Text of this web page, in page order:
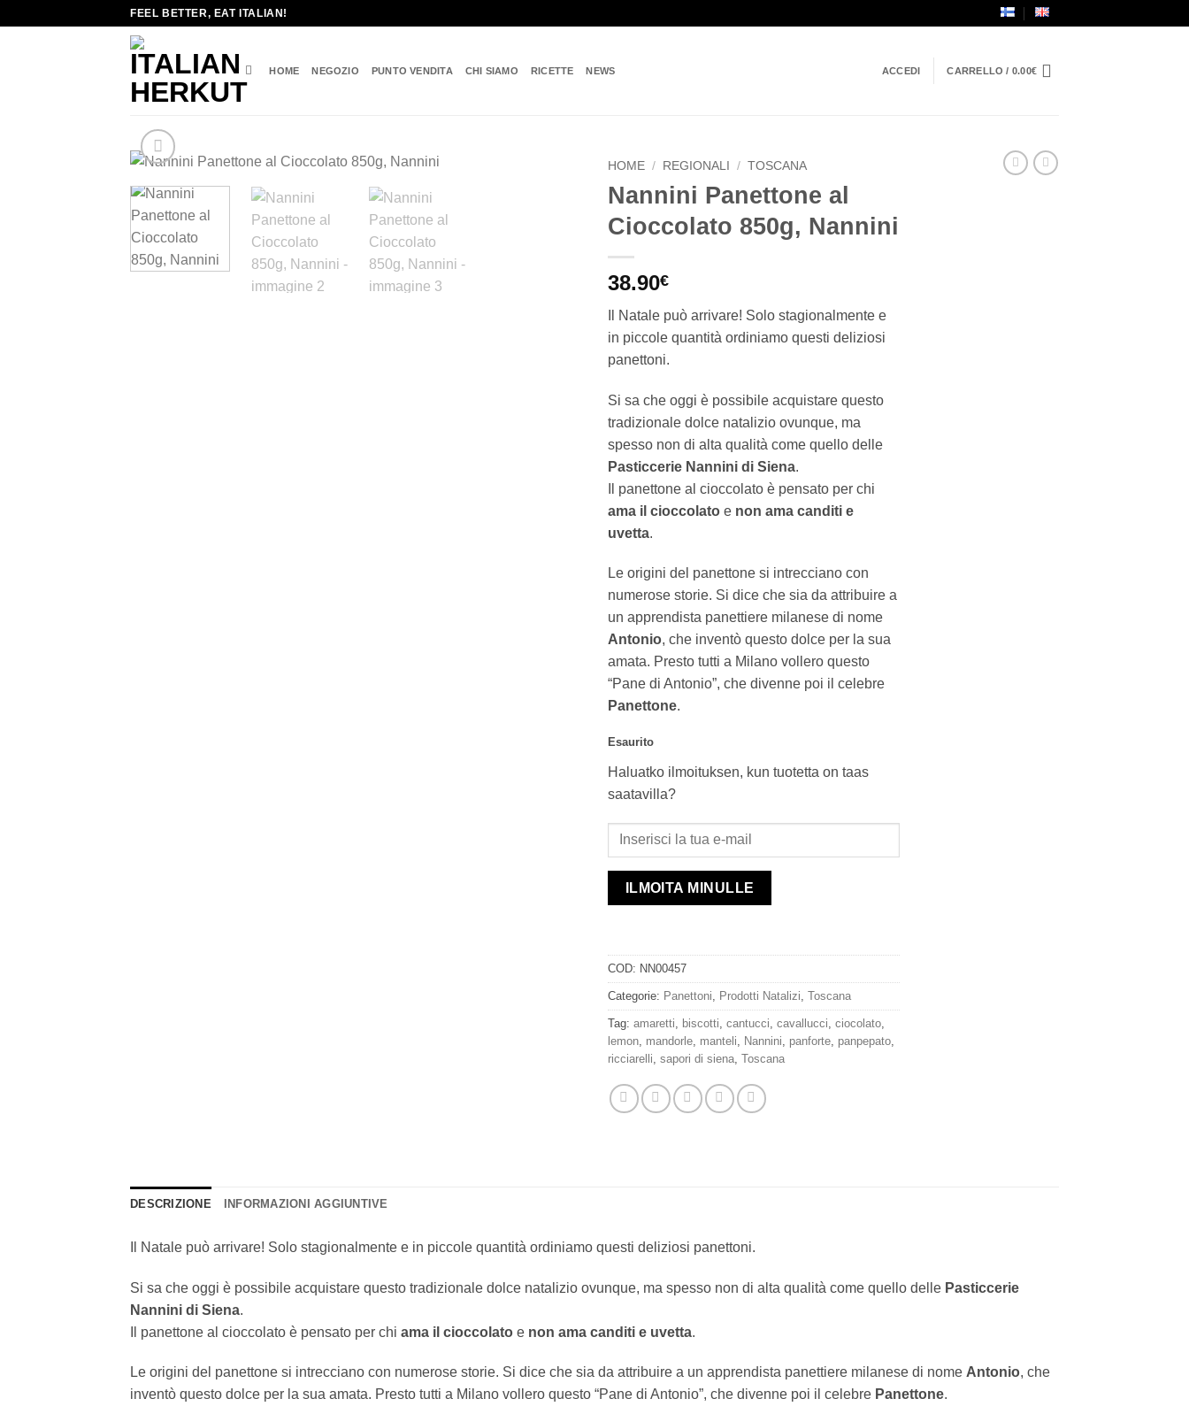
FEEL BETTER, EAT ITALIAN!
HOME NEGOZIO PUNTO VENDITA CHI SIAMO RICETTE NEWS ACCEDI CARRELLO / 0.00€
HOME / REGIONALI / TOSCANA
Nannini Panettone al
Cioccolato 850g, Nannini
38.90€
Il Natale può arrivare! Solo stagionalmente e
in piccole quantità ordiniamo questi deliziosi
panettoni.
Si sa che oggi è possibile acquistare questo
tradizionale dolce natalizio ovunque, ma
spesso non di alta qualità come quello delle
Pasticcerie Nannini di Siena.
Il panettone al cioccolato è pensato per chi
ama il cioccolato e non ama canditi e
uvetta.
Le origini del panettone si intrecciano con
numerose storie. Si dice che sia da attribuire a
un apprendista panettiere milanese di nome
Antonio, che inventò questo dolce per la sua
amata. Presto tutti a Milano vollero questo
“Pane di Antonio”, che divenne poi il celebre
Panettone.
Esaurito
Haluatko ilmoituksen, kun tuotetta on taas
saatavilla?
ILMOITA MINULLE
COD: NN00457
Categorie: Panettoni Prodotti Natalizi Toscana
Tag: amaretti biscotti cantucci cavallucci ciocolato
lemon mandorle manteli Nannini panforte panpepato
ricciarelli sapori di siena Toscana
DESCRIZIONE INFORMAZIONI AGGIUNTIVE
Il Natale può arrivare! Solo stagionalmente e in piccole quantità ordiniamo questi deliziosi panettoni.
Si sa che oggi è possibile acquistare questo tradizionale dolce natalizio ovunque, ma spesso non di alta qualità come quello delle Pasticcerie
Nannini di Siena.
Il panettone al cioccolato è pensato per chi ama il cioccolato e non ama canditi e uvetta.
Le origini del panettone si intrecciano con numerose storie. Si dice che sia da attribuire a un apprendista panettiere milanese di nome Antonio, che
inventò questo dolce per la sua amata. Presto tutti a Milano vollero questo “Pane di Antonio”, che divenne poi il celebre Panettone.